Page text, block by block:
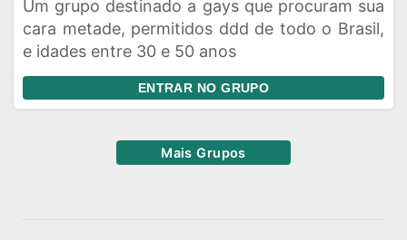
Um grupo destinado a gays que procuram sua
cara metade, permitidos ddd de todo o Brasil,
e idades entre 30 e 50 anos
ENTRAR NO GRUPO
Mais Grupos